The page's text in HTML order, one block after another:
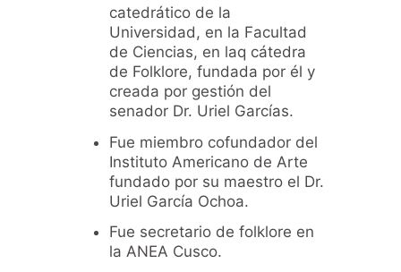
catedrático de la
Universidad, en la Facultad
de Ciencias, en laq cátedra
de Folklore, fundada por él y
creada por gestión del
senador Dr. Uriel Garcías.
Fue miembro cofundador del
Instituto Americano de Arte
fundado por su maestro el Dr.
Uriel García Ochoa.
Fue secretario de folklore en
la ANEA Cusco.